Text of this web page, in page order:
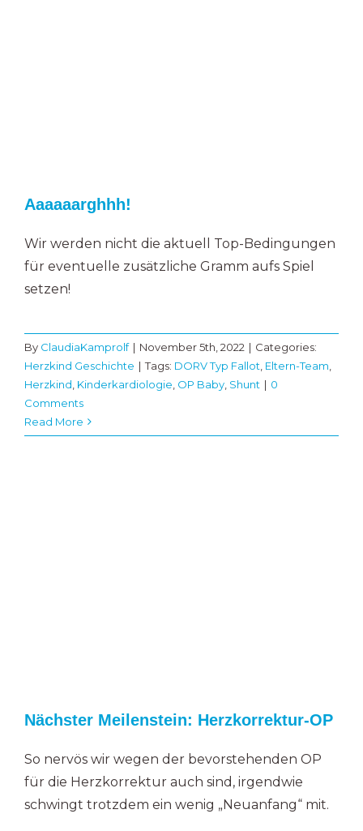
Aaaaaarghhh!
Wir werden nicht die aktuell Top-Bedingungen
für eventuelle zusätzliche Gramm aufs Spiel
setzen!​
By ClaudiaKamprolf | November 5th, 2022 | Categories:
Herzkind Geschichte | Tags: DORV Typ Fallot Eltern-Team
Herzkind Kinderkardiologie OP Baby, Shunt | 0
Comments
Read More
Nächster Meilenstein: Herzkorrektur-OP
So nervös wir wegen der bevorstehenden OP
für die Herzkorrektur auch sind, irgendwie
schwingt trotzdem ein wenig „Neuanfang“ mit.